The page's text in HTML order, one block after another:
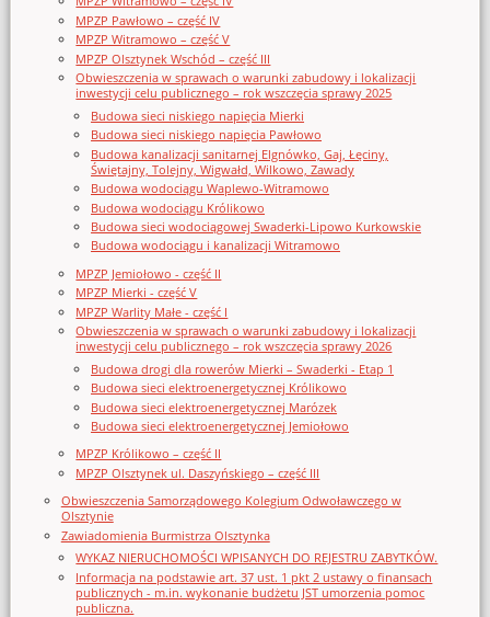
MPZP Pawłowo – część IV
MPZP Witramowo – część V
MPZP Olsztynek Wschód – część III
Obwieszczenia w sprawach o warunki zabudowy i lokalizacji
inwestycji celu publicznego – rok wszczęcia sprawy 2025
Budowa sieci niskiego napięcia Mierki
Budowa sieci niskiego napięcia Pawłowo
Budowa kanalizacji sanitarnej Elgnówko, Gaj, Łęciny,
Świętajny, Tolejny, Wigwałd, Wilkowo, Zawady
Budowa wodociągu Waplewo-Witramowo
Budowa wodociągu Królikowo
Budowa sieci wodociągowej Swaderki-Lipowo Kurkowskie
Budowa wodociągu i kanalizacji Witramowo
MPZP Jemiołowo - część II
MPZP Mierki - część V
MPZP Warlity Małe - część I
Obwieszczenia w sprawach o warunki zabudowy i lokalizacji
inwestycji celu publicznego – rok wszczęcia sprawy 2026
Budowa drogi dla rowerów Mierki – Swaderki - Etap 1
Budowa sieci elektroenergetycznej Królikowo
Budowa sieci elektroenergetycznej Marózek
Budowa sieci elektroenergetycznej Jemiołowo
MPZP Królikowo – część II
MPZP Olsztynek ul. Daszyńskiego – część III
Obwieszczenia Samorządowego Kolegium Odwoławczego w
Olsztynie
Zawiadomienia Burmistrza Olsztynka
WYKAZ NIERUCHOMOŚCI WPISANYCH DO REJESTRU ZABYTKÓW.
Informacja na podstawie art. 37 ust. 1 pkt 2 ustawy o finansach
publicznych - m.in. wykonanie budżetu JST umorzenia pomoc
publiczna.